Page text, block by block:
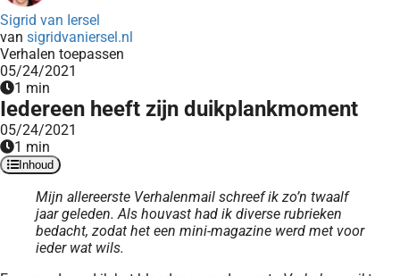
Sigrid van Iersel
van sigridvaniersel.nl
Verhalen toepassen
05/24/2021
1 min
Iedereen heeft zijn duikplankmoment
05/24/2021
1 min
Inhoud
Mijn allereerste Verhalenmail schreef ik zo’n twaalf
jaar geleden. Als houvast had ik diverse rubrieken
bedacht, zodat het een mini-magazine werd met voor
ieder wat wils.